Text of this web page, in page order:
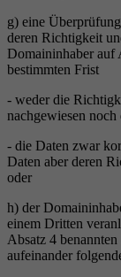
g) eine
deren Richtigkeit
Domaininhaber auf
bestimmten Frist
- weder die
nachgewiesen
- die Daten zwar
Daten aber deren
oder
h) der
einem Dritten
Absatz 4
aufeinander